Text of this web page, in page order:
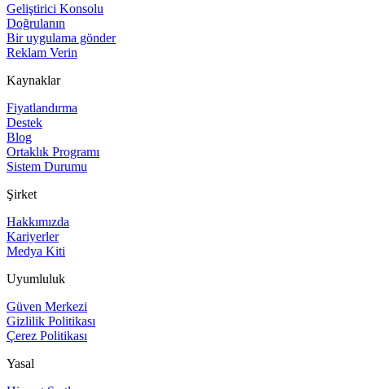
Geliştirici Konsolu
Doğrulanın
Bir uygulama gönder
Reklam Verin
Kaynaklar
Fiyatlandırma
Destek
Blog
Ortaklık Programı
Sistem Durumu
Şirket
Hakkımızda
Kariyerler
Medya Kiti
Uyumluluk
Güven Merkezi
Gizlilik Politikası
Çerez Politikası
Yasal